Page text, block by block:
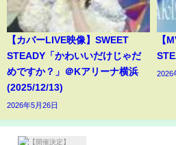
【カバーLIVE映像】SWEET
STEADY「かわいいだけじゃだ
めですか？」＠Kアリーナ横浜
(2025/12/13)
2026年5月26日
【
2026